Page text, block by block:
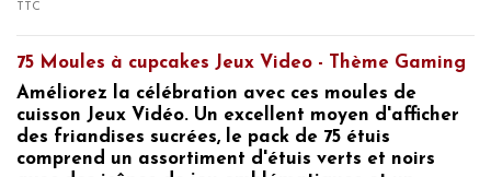
TTC
75 Moules à cupcakes Jeux Video - Thème Gaming
Améliorez la célébration avec ces moules de
cuisson Jeux Vidéo. Un excellent moyen d'afficher
des friandises sucrées, le pack de 75 étuis
comprend un assortiment d'étuis verts et noirs